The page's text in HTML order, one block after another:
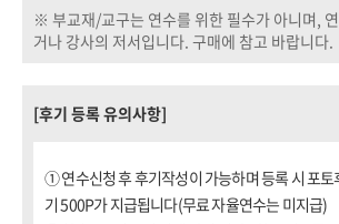
※ 부교재/교구는 연수를 위한 필수가 아니며,
거나 강사의 저서입니다. 구매에 참고 바랍니다.
[후기 등록 유의사항]
① 연수신청 후 후기작성이 가능하며 등록 시 포
기 500P가 지급됩니다(무료 자율연수는 미지급)